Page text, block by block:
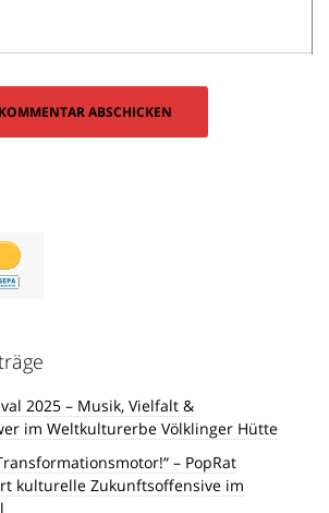
2025 – Musik, Vielfalt &
im Weltkulturerbe Völklinger Hütte
– PopRat
kulturelle Zukunftsoffensive im